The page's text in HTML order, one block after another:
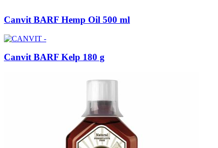
Canvit BARF Hemp Oil 500 ml
Canvit BARF Kelp 180 g